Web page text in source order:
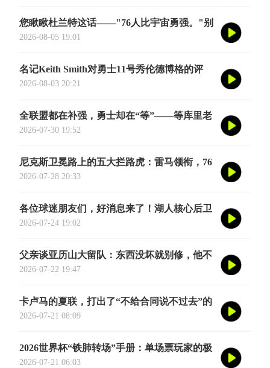
您瞅瞅杜兰特这话——"76人比宇宙勇强。"别
觉得他是谦虚或者脑子进水了，我给您掰开了
2026-08-05 19:01
名记Keith Smith对勇士11号秀伦德博格的评
价，用词非常精准。他说伦德博格是夏联最耀
2026-08-03 20:21
全联盟都在补强，勇士却在“等”——等库里老
去的那一天
2026-07-30 19:52
尼克斯卫冕路上的五大拦路虎：雷马领衔，76
人四巨头在列
2026-07-28 20:33
各位球迷朋友们，好消息来了！湖人核心后卫
奥斯汀·里夫斯的2026中国行「紫金之旅」正
2026-07-24 19:02
父亲谈亚历山大留队：东西没坏就别修，他不
会被夜生活诱惑走
2026-07-22 19:47
卡卢马的夏联，打出了“不给合同说不过去”的
数据
2026-07-21 08:09
2026世界杯“铁肺转场”手册：单场票玩家的极
限跨城生存法则
2026-07-21 06:03